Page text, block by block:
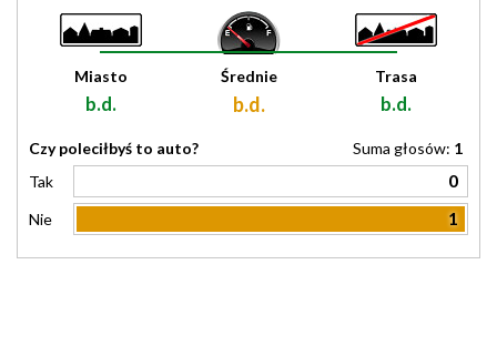
Miasto
b.d.
Średnie
b.d.
Trasa
b.d.
Czy poleciłbyś to auto? Suma głosów: 1
Tak
0
Nie 1